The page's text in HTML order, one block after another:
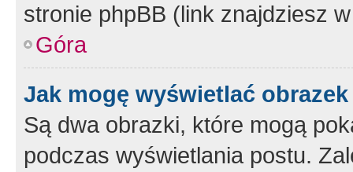
stronie phpBB (link znajdziesz
Góra
Jak mogę wyświetlać
Są dwa obrazki, które mogą
podczas wyświetlania postu.